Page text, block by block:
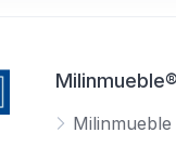
Milinmueble®